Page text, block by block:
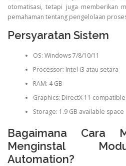
otomatisasi, tetapi juga memberikan
pemahaman tentang pengelolaan
Persyaratan Sistem
OS: Windows 7/8/10/11
Processor: Intel i3 atau setara
RAM: 4 GB
Graphics: DirectX 11
Storage: 1.9 GB available space
Bagaimana Cara
Menginstal
Automation?